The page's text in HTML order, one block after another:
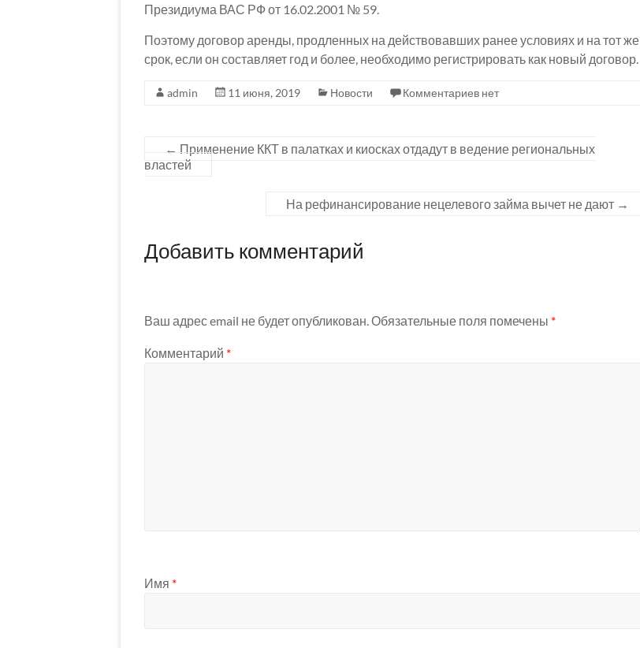
Президиума ВАС РФ от 16.02.2001 № 59.
Поэтому договор аренды, продленных на действовавших ранее условиях и на тот же
срок, если он составляет год и более, необходимо регистрировать как новый договор.
admin 11 июня, 2019 Новости Комментариев нет
← Применение ККТ в палатках и киосках отдадут в ведение региональных
властей
На рефинансирование нецелевого займа вычет не дают →
Добавить комментарий
Ваш адрес email не будет опубликован. Обязательные поля помечены *
Комментарий *
Имя *